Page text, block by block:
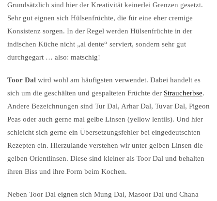
Grundsätzlich sind hier der Kreativität keinerlei Grenzen gesetzt.
Sehr gut eignen sich Hülsenfrüchte, die für eine eher cremige
Konsistenz sorgen. In der Regel werden Hülsenfrüchte in der
indischen Küche nicht „al dente“ serviert, sondern sehr gut
durchgegart … also: matschig!
Toor Dal wird wohl am häufigsten verwendet. Dabei handelt es
sich um die geschälten und gespalteten Früchte der Straucherbse.
Andere Bezeichnungen sind Tur Dal, Arhar Dal, Tuvar Dal, Pigeon
Peas oder auch gerne mal gelbe Linsen (yellow lentils). Und hier
schleicht sich gerne ein Übersetzungsfehler bei eingedeutschten
Rezepten ein. Hierzulande verstehen wir unter gelben Linsen die
gelben Orientlinsen. Diese sind kleiner als Toor Dal und behalten
ihren Biss und ihre Form beim Kochen.
Neben Toor Dal eignen sich Mung Dal, Masoor Dal und Chana